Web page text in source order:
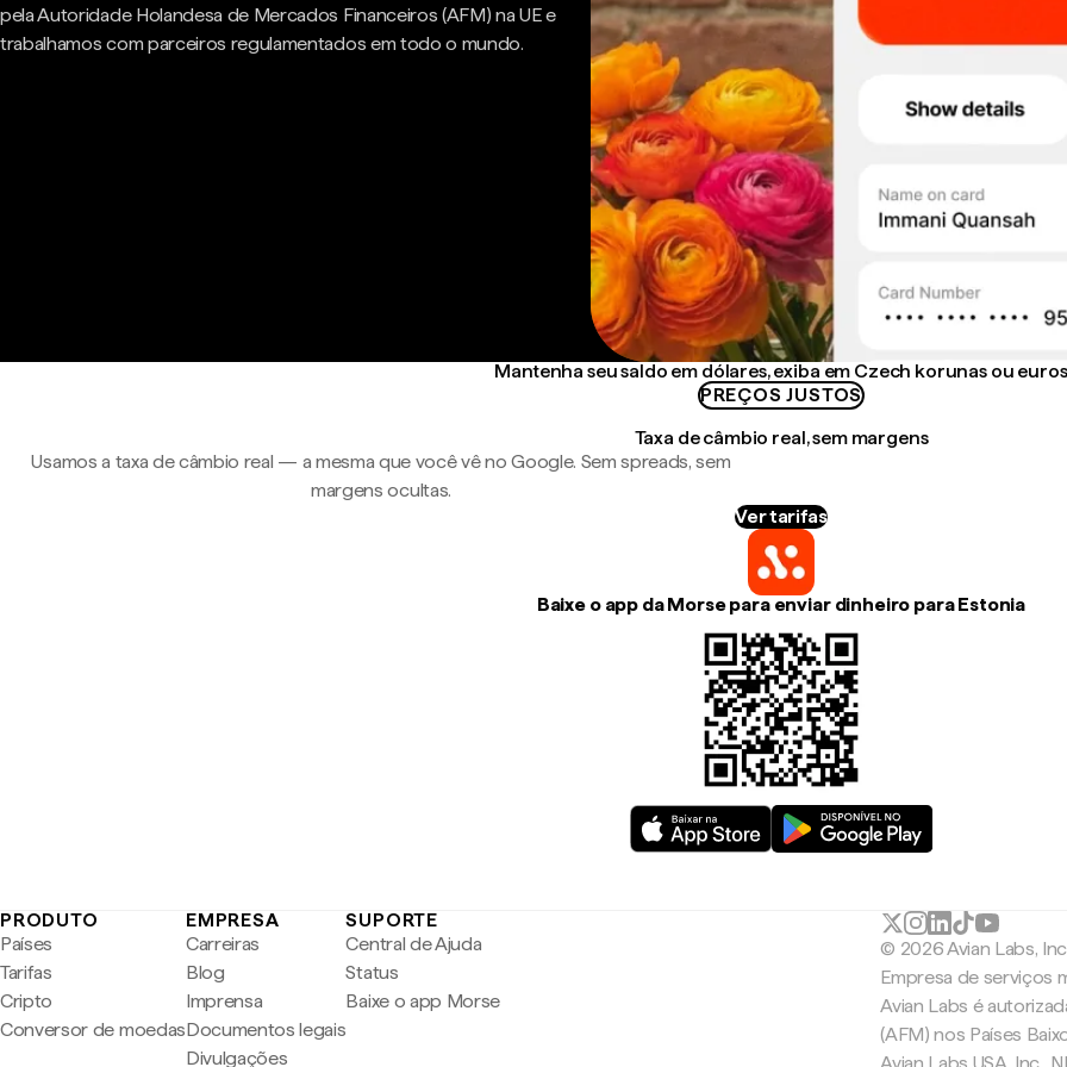
pela Autoridade Holandesa de Mercados Financeiros (AFM) na UE e
trabalhamos com parceiros regulamentados em todo o mundo.
Mantenha seu saldo em dólares, exiba em Czech korunas ou euros
PREÇOS JUSTOS
Taxa de câmbio real, sem margens
Usamos a taxa de câmbio real — a mesma que você vê no Google. Sem spreads, sem
margens ocultas.
Ver tarifas
Baixe o app da Morse para enviar dinheiro para Estonia
PRODUTO
Países
Tarifas
Cripto
Conversor de moedas
EMPRESA
Carreiras
Blog
Imprensa
Documentos legais
Divulgações
SUPORTE
Central de Ajuda
Status
Baixe o app Morse
© 2026 Avian Labs, Inc
Empresa de serviços
Avian Labs é
(AFM) nos Países